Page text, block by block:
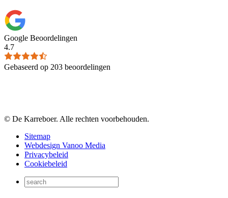
Google Beoordelingen
4.7
Gebaseerd op 203 beoordelingen
© De Karreboer. Alle rechten voorbehouden.
Sitemap
Webdesign Vanoo Media
Privacybeleid
Cookiebeleid